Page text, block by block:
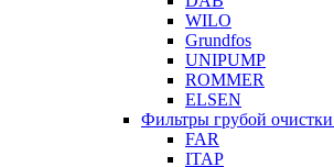
WILO
Grundfos
UNIPUMP
ROMMER
ELSEN
Фильтры грубой очистки
FAR
ITAP